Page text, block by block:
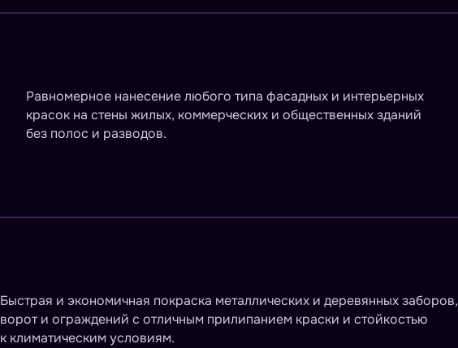
Равномерное нанесение любого типа фасадных и интерьерных
красок на стены жилых, коммерческих и общественных зданий
без полос и разводов.
Быстрая и экономичная покраска металлических и деревянных заборов,
ворот и ограждений с отличным прилипанием краски и стойкостью
к климатическим условиям.